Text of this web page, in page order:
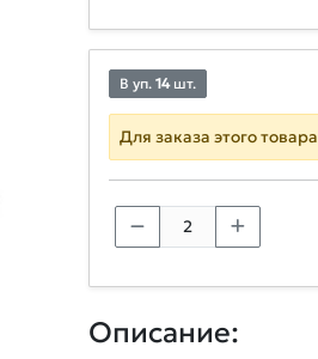
В уп. 14шт.
Для заказа этого товара
Описание: